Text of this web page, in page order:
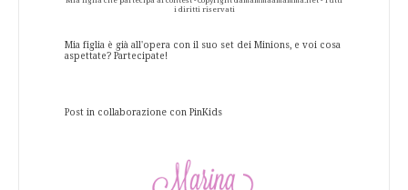
i diritti riservati
Mia figlia è già all'opera con il suo set dei Minions, e voi cosa
aspettate? Partecipate!
Post in collaborazione con PinKids